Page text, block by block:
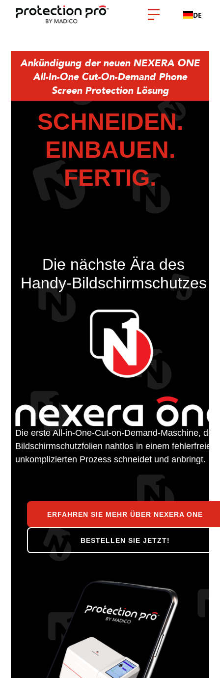
DE
Ankündigung der neuen NEXERA ONE
All-In-One Cut-On-Demand Phone
Screen Protection Lösung
SCHNEIDEN.
EINBAUEN.
FERTIG.
Die nächste Ära des
Handy-Bildschirmschutzes
Die erste All-in-One-Cut-on-Demand-Maschine, die
Bildschirmschutzfolien nahtlos in einem fehlerfreien
unkomplizierten Prozess schneidet und anbringt.
ERFAHREN SIE MEHR ÜBER NEXERA ONE
BESTELLEN SIE JETZT!